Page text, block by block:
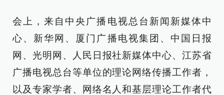
会上，来自中央广播电视总台新闻新媒体中
心、新华网、厦门广播电视集团、中国日报
网、光明网、人民日报社新媒体中心、江苏省
广播电视总台等单位的理论网络传播工作者，
以及专家学者、网络名人和基层理论工作者代